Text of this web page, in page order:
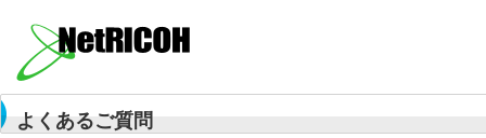
よくあるご質問